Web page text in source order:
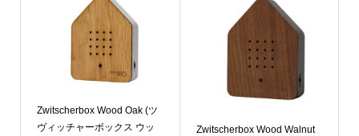
Zwitscherbox Wood Oak (ツ
ヴィッチャーボックス ウッ
Zwitscherbox Wood Walnut